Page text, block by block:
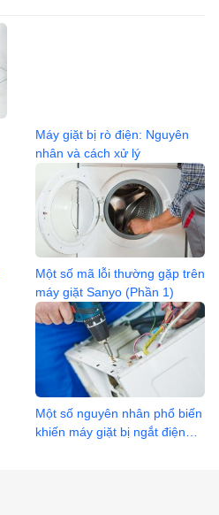
Máy giặt bị rò điện: Nguyên
nhân và cách xử lý
Một số mã lỗi thường gặp trên
máy giặt Sanyo (Phần 1)
Một số nguyên nhân phổ biến
khiến máy giặt bị ngắt điện